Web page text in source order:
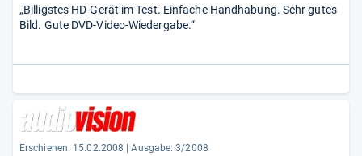
„Billigstes HD-Gerät im Test. Einfache Handhabung. Sehr gutes
Bild. Gute DVD-Video-Wiedergabe.“
Erschienen: 15.02.2008
Ausgabe: 3/2008